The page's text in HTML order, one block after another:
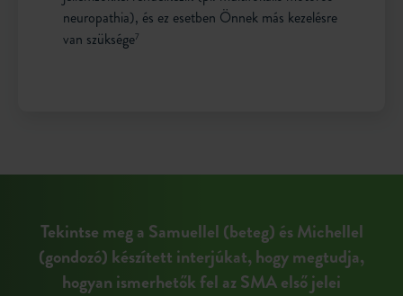
neuropathia), és ez esetben Önnek más kezelésre
van szüksége7
Tekintse meg a Samuellel (beteg) és Michellel
(gondozó) készített interjúkat, hogy megtudja,
hogyan ismerhetők fel az SMA első jelei